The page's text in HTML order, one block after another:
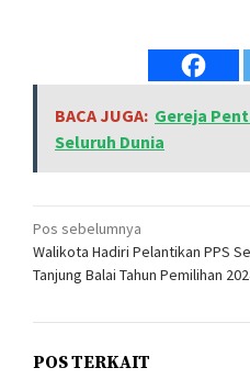
BACA JUGA: Gereja
Seluruh Dunia
Navigasi
pos
Pos sebelumnya
Walikota Hadiri Pelantikan PPS
Tanjung Balai Tahun Pemilihan
POS TERKAIT